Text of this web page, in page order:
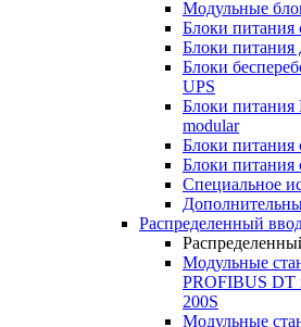
Модульные
Блоки питания
Блоки питания
Блоки
UPS
Блоки питания
modular
Блоки питания
Блоки питания
Специальное
Распределенный
Модульные
PROFIBUS DT
200S
Модульные